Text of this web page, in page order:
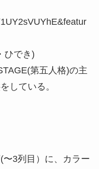
ひでき)
第五人格)の主
している。
3列目）に、カラー